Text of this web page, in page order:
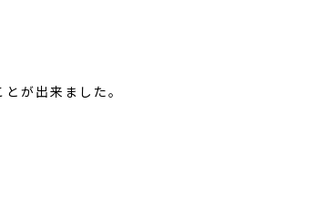
が出来ました。